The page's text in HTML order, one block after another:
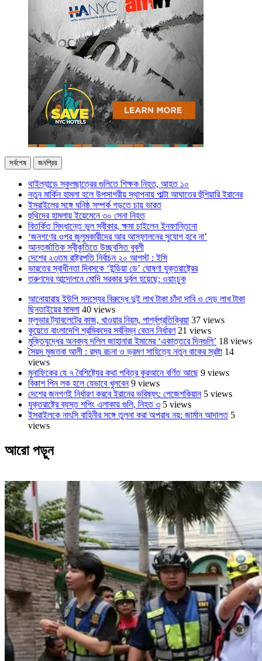
সর্বশেষ জনপ্রিয়
থাইল্যান্ডে স্কুলছাত্রের গুলিতে শিক্ষক নিহত, আহত ১০
নতুন মার্কিন হামলা হলে উপসাগরীয় স্থাপনায় পাল্টা আঘাতের হুঁশিয়ারি ইরানের
ইসরাইলের সঙ্গে ঘনিষ্ঠ সম্পর্ক গড়তে চায় ভারত
হুথিদের হামলায় ইয়েমেনে ৩০ সেনা নিহত
বিতর্কিত সিদ্ধান্তে ভুল স্বীকার, ক্ষমা চাইলেন ইনফান্তিনো
‘জনগণের ওপর জুলুমকারীদের আর আস্ফালনের সুযোগ হবে না’
আন্তর্জাতিক স্বীকৃতিতে উচ্ছ্বসিত বুবলী
দেশের ২৩তম রাষ্ট্রপতি নির্বাচন ২০ আগস্ট : ইসি
ভারতের স্বাধীনতা দিবসকে ‘ইন্ডিয়া ডে’ ঘোষণা যুক্তরাষ্ট্রের
তরুণদের আন্দোলনে মোদি সরকার দুর্বল হয়েছে: ওয়াংচুক
আনোয়ারায় ইউপি সদস্যের বিরুদ্ধে দুই লাখ টাকা চাঁদা দাবি ও দেড় লাখ টাকা
ছিনতাইয়ের মামলা 40 views
ফ্লুভার ট্যাবলেটের কাজ, খাওয়ার নিয়ম, পার্শ্বপ্রতিক্রিয়া 37 views
কুয়েতে বাংলাদেশি শ্রমিকদের সর্বনিম্ন বেতন নির্ধারণ 21 views
মুক্তিযুদ্ধের অনবদ্য দলিল জাহানারা ইমামের ‘একাত্তরে দিনগুলি’ 18 views
সৈয়দ মুজতবা আলী : রম্য রচনা ও ভ্রমণ সাহিত্যে নতুন বাকের স্রষ্টা 14
views
মুনাফিকের যে ৭ বৈশিষ্ট্যের কথা পবিত্র কুরআনে বর্ণিত আছে 9 views
বিকাশ পিন লক হলে যেভাবে খুলবেন 9 views
দেশের জনগণই নির্ধারণ করবে ইরানের ভবিষ্যৎ: পেজেশকিয়ান 5 views
যুক্তরাষ্ট্রে ব্যস্ত শপিং এলাকায় গুলি, নিহত ৩ 5 views
ইসরাইলকে নাৎসি বাহিনীর সঙ্গে তুলনা করা অপরাধ নয়: জার্মান আদালত 5
views
আরো পড়ুন